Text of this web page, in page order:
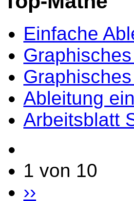
Einfache
Ableitung
Arbeitsblatt
1 von 10
››